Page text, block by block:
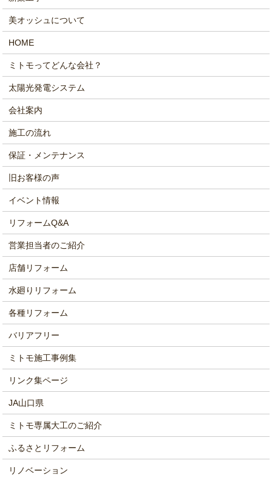
美オッシュについて
HOME
ミトモってどんな会社？
太陽光発電システム
会社案内
施工の流れ
保証・メンテナンス
旧お客様の声
イベント情報
リフォームQ&A
営業担当者のご紹介
店舗リフォーム
水廻りリフォーム
各種リフォーム
バリアフリー
ミトモ施工事例集
リンク集ページ
JA山口県
ミトモ専属大工のご紹介
ふるさとリフォーム
リノベーション